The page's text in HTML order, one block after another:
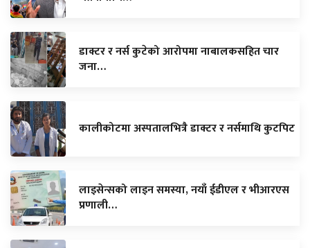
डाक्टर र नर्स कुटेको आरोपमा नाबालकसहित चार
जना…
कालीकोटमा अस्पतालभित्रै डाक्टर र नर्समाथि कुटपिट
लाइसेन्सको लाइन समस्या, नयाँ ईडीएल र भीआरएस
प्रणाली…